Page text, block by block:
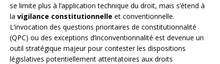
se limite plus à l’application technique du droit, mais s’étend à
la vigilance constitutionnelle et conventionnelle.
L’invocation des questions prioritaires de constitutionnalité
(QPC) ou des exceptions d’inconventionnalité est devenue un
outil stratégique majeur pour contester les dispositions
législatives potentiellement attentatoires aux droits